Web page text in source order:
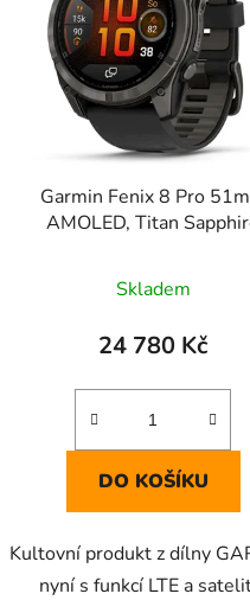
Garmin Fenix 8 Pro
AMOLED, Titan
Skladem
24 780 Kč
DO KOŠÍKU
Kultovní produkt z dílny
nyní s funkcí LTE a